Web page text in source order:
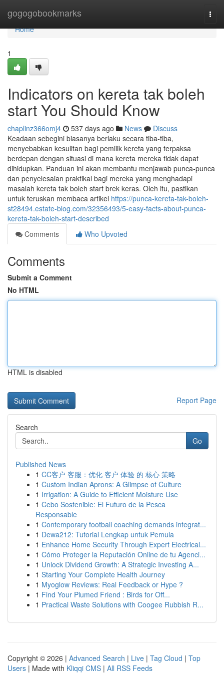
gogogobookmarks
Home
Home
1
Indicators on kereta tak boleh
start You Should Know
chaplinz366omj4 537 days ago News
Discuss
Keadaan sebegini biasanya berlaku secara tiba-tiba,
menyebabkan kesulitan bagi pemilik kereta yang terpaksa
berdepan dengan situasi di mana kereta mereka tidak dapat
dihidupkan. Panduan ini akan membantu menjawab punca-punca
dan penyelesaian praktikal bagi mereka yang menghadapi
masalah kereta tak boleh start brek keras. Oleh itu, pastikan
untuk teruskan membaca artikel https://punca-kereta-tak-boleh-
st28494.estate-blog.com/32356493/5-easy-facts-about-punca-
kereta-tak-boleh-start-described
Comments
Who Upvoted
Comments
Submit a Comment
No HTML
HTML is disabled
Report Page
Search
Go
Published News
1 CC客户 客服：优化 客户 体验 的 核心 策略
1 Custom Indian Aprons: A Glimpse of Culture
1 Irrigation: A Guide to Efficient Moisture Use
1 Cebo Sostenible: El Futuro de la Pesca
Responsable
1 Contemporary football coaching demands integrat...
1 Dewa212: Tutorial Lengkap untuk Pemula
1 Enhance Home Security Through Expert Electrical...
1 Cómo Proteger la Reputación Online de tu Agenci...
1 Unlock Dividend Growth: A Strategic Investing A...
1 Starting Your Complete Health Journey
1 Myoglow Reviews: Real Feedback or Hype ?
1 Find Your Plumed Friend : Birds for Off...
1 Practical Waste Solutions with Coogee Rubbish R...
Copyright © 2026 | Advanced Search | Live | Tag Cloud | Top
Users | Made with Kliqqi CMS | All RSS Feeds